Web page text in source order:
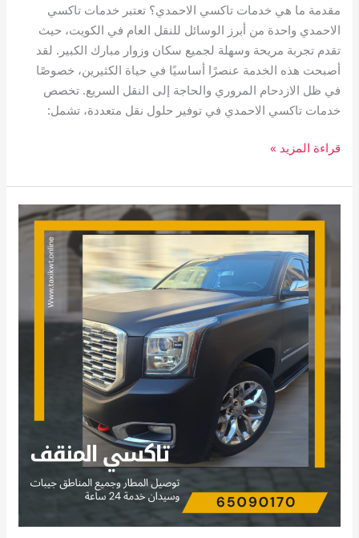
مقدمة ما هي خدمات تاكسي الاحمدي؟ تعتبر خدمات تاكسي
الاحمدي واحدة من أبرز الوسائل للنقل العام في الكويت، حيث
تقدم تجربة مريحة وسهلة لجميع سكان وزوار مبارك الكبير. لقد
أصبحت هذه الخدمة عنصرًا أساسيًا في حياة الكثيرين، خصوصًا
في ظل الازدحام المروري والحاجة إلى النقل السريع. تخصص
خدمات تاكسي الاحمدي في توفير حلول نقل متعددة، تشمل:
قراءة المزيد »
تاكسي
المنقف